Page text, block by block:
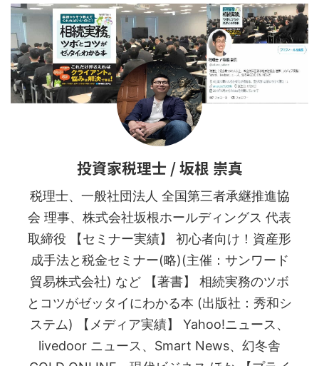
投資家税理士 / 坂根 崇真
税理士、一般社団法人 全国第三者承継推進協
会 理事、株式会社坂根ホールディングス 代表
取締役 【セミナー実績】 初心者向け！資産形
成手法と税金セミナー(略)(主催：サンワード
貿易株式会社) など 【著書】 相続実務のツボ
とコツがゼッタイにわかる本 (出版社：秀和シ
ステム) 【メディア実績】 Yahoo!ニュース、
livedoor ニュース、Smart News、幻冬舎